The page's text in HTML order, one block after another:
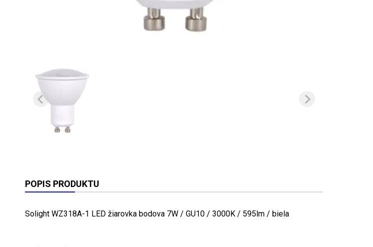
POPIS PRODUKTU
Solight WZ318A-1 LED žiarovka bodova 7W / GU10 / 3000K / 595lm / biela